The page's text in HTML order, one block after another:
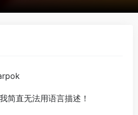
简直无法用语言描述！